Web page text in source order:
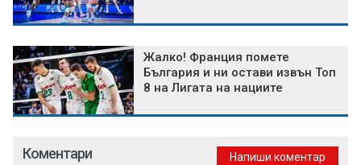
Жалко! Франция помете
България и ни остави извън Топ
8 на Лигата на нациите
Коментари Напиши коментар